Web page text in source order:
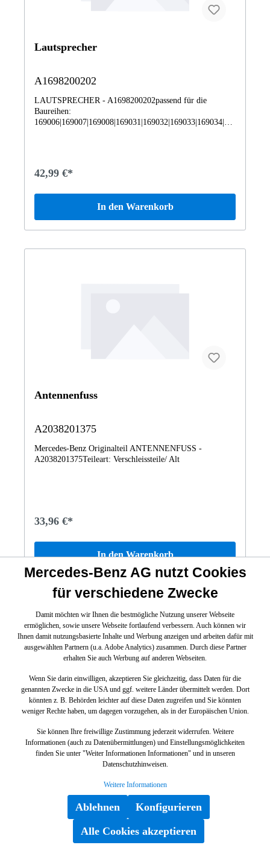
Lautsprecher
A1698200202
LAUTSPRECHER - A1698200202passend für die
Baureihen:
169006|169007|169008|169031|169032|169033|169034|16
42,99 €*
In den Warenkorb
Antennenfuss
A2038201375
Mercedes-Benz Originalteil ANTENNENFUSS -
A2038201375Teileart: Verschleissteile/ Alt
33,96 €*
In den Warenkorb
Steckdose
Mercedes-Benz AG nutzt Cookies
für verschiedene Zwecke
Damit möchten wir Ihnen die bestmögliche Nutzung unserer Webseite
ermöglichen, sowie unsere Webseite fortlaufend verbessern. Auch können wir
Ihnen damit nutzungsbasierte Inhalte und Werbung anzeigen und arbeiten dafür mit
ausgewählten Partnern (u.a. Adobe Analytics) zusammen. Durch diese Partner
erhalten Sie auch Werbung auf anderen Webseiten.
Wenn Sie darin einwilligen, akzeptieren Sie gleichzeitig, dass Daten für die
genannten Zwecke in die USA und ggf. weitere Länder übermittelt werden. Dort
könnten z. B. Behörden leichter auf diese Daten zugreifen und Sie könnten
weniger Rechte haben, um dagegen vorzugehen, als in der Europäischen Union.
Sie können Ihre freiwillige Zustimmung jederzeit widerrufen. Weitere
Informationen (auch zu Datenübermittlungen) und Einstellungsmöglichkeiten
finden Sie unter "Weiter Informationen Informationen" und in unseren
Datenschutzhinweisen.
Weitere Informationen
Ablehnen
Konfigurieren
Alle Cookies akzeptieren